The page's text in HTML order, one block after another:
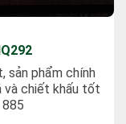
sản phẩm chính
và chiết khấu tốt